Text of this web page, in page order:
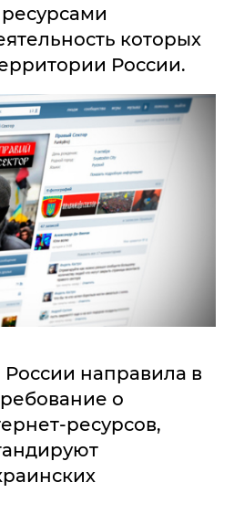
которых
России.
России направила в
о
ресурсов,